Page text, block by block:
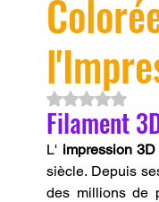
filament 3D
Entretien imprimante 3D
Noté NaN
Filament
L' impression 3D
siècle. Depuis
des millions de